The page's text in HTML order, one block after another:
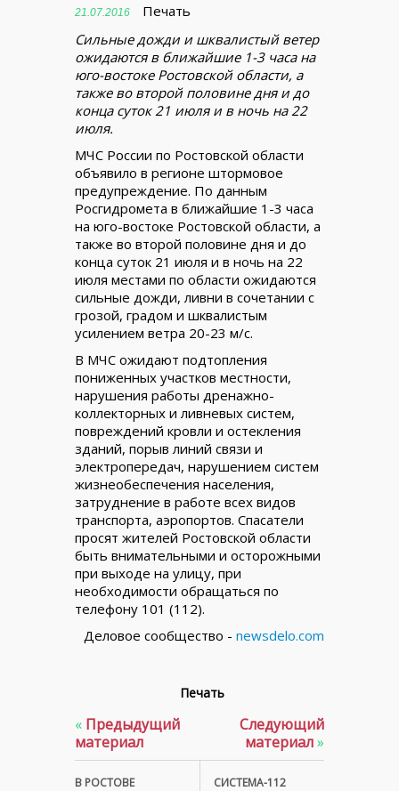
21.07.2016
Печать
Сильные дожди и шквалистый ветер
ожидаются в ближайшие 1-3 часа на
юго-востоке Ростовской области, а
также во второй половине дня и до
конца суток 21 июля и в ночь на 22
июля.
МЧС России по Ростовской области
объявило в регионе штормовое
предупреждение. По данным
Росгидромета в ближайшие 1-3 часа
на юго-востоке Ростовской области, а
также во второй половине дня и до
конца суток 21 июля и в ночь на 22
июля местами по области ожидаются
сильные дожди, ливни в сочетании с
грозой, градом и шквалистым
усилением ветра 20-23 м/с.
В МЧС ожидают подтопления
пониженных участков местности,
нарушения работы дренажно-
коллекторных и ливневых систем,
повреждений кровли и остекления
зданий, порыв линий связи и
электропередач, нарушением систем
жизнеобеспечения населения,
затруднение в работе всех видов
транспорта, аэропортов. Спасатели
просят жителей Ростовской области
быть внимательными и осторожными
при выходе на улицу, при
необходимости обращаться по
телефону 101 (112).
Деловое сообщество - newsdelo.com
Печать
« Предыдущий
материал
В РОСТОВЕ
Следующий
материал»
СИСТЕМА-112